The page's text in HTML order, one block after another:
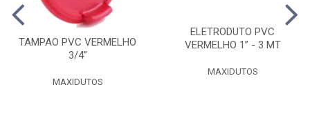
TAMPAO PVC VERMELHO
3/4”
MAXIDUTOS
ELETRODUTO PVC
VERMELHO 1” - 3 MT
MAXIDUTOS